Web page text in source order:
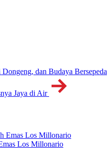
dan Budaya Bersepeda
Jaya di Air
Los Millonario